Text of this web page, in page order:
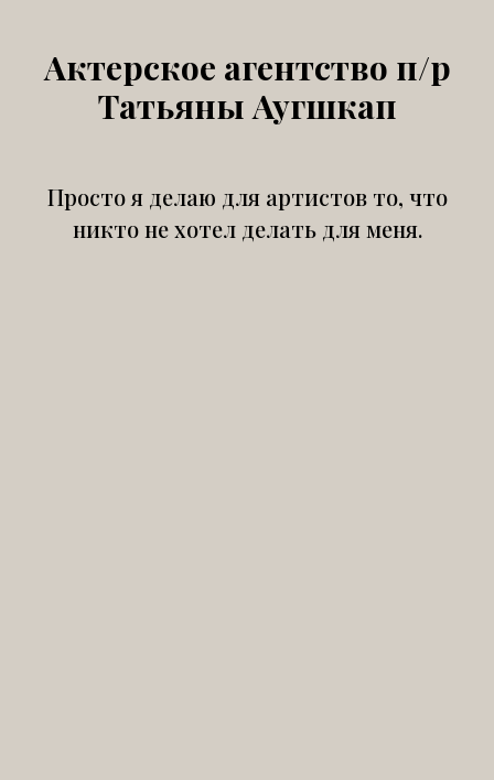
Актерское агентство п/р
Татьяны Аугшкап
Просто я делаю для артистов то, что
никто не хотел делать для меня.